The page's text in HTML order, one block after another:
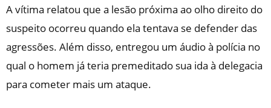
A vítima relatou que a lesão próxima ao olho direito do
suspeito ocorreu quando ela tentava se defender das
agressões. Além disso, entregou um áudio à polícia no
qual o homem já teria premeditado sua ida à delegacia
para cometer mais um ataque.